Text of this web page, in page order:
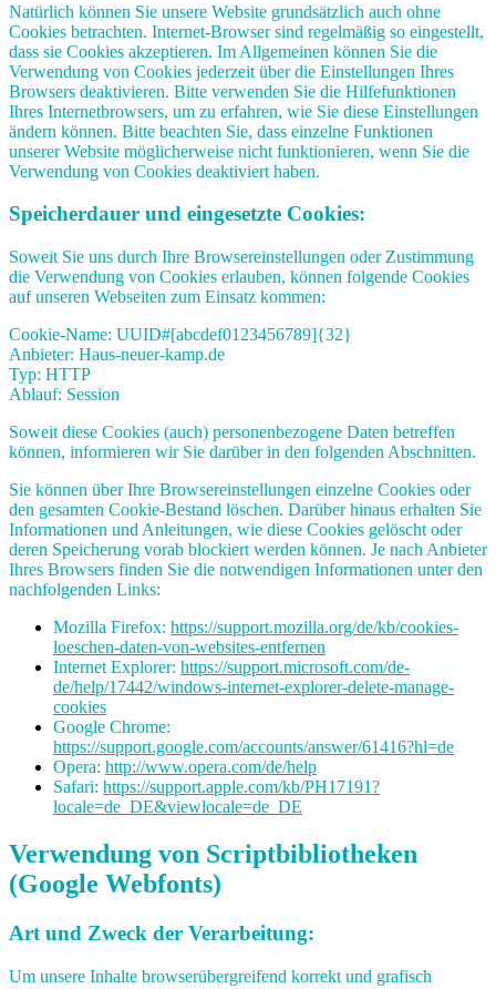
Natürlich können Sie unsere Website grundsätzlich auch ohne
Cookies betrachten. Internet-Browser sind regelmäßig so eingestellt,
dass sie Cookies akzeptieren. Im Allgemeinen können Sie die
Verwendung von Cookies jederzeit über die Einstellungen Ihres
Browsers deaktivieren. Bitte verwenden Sie die Hilfefunktionen
Ihres Internetbrowsers, um zu erfahren, wie Sie diese Einstellungen
ändern können. Bitte beachten Sie, dass einzelne Funktionen
unserer Website möglicherweise nicht funktionieren, wenn Sie die
Verwendung von Cookies deaktiviert haben.
Speicherdauer und eingesetzte Cookies:
Soweit Sie uns durch Ihre Browsereinstellungen oder Zustimmung
die Verwendung von Cookies erlauben, können folgende Cookies
auf unseren Webseiten zum Einsatz kommen:
Cookie-Name: UUID#[abcdef0123456789]{32}
Anbieter: Haus-neuer-kamp.de
Typ: HTTP
Ablauf: Session
Soweit diese Cookies (auch) personenbezogene Daten betreffen
können, informieren wir Sie darüber in den folgenden Abschnitten.
Sie können über Ihre Browsereinstellungen einzelne Cookies oder
den gesamten Cookie-Bestand löschen. Darüber hinaus erhalten Sie
Informationen und Anleitungen, wie diese Cookies gelöscht oder
deren Speicherung vorab blockiert werden können. Je nach Anbieter
Ihres Browsers finden Sie die notwendigen Informationen unter den
nachfolgenden Links:
Mozilla Firefox: https://support.mozilla.org/de/kb/cookies-
loeschen-daten-von-websites-entfernen
Internet Explorer: https://support.microsoft.com/de-
de/help/17442/windows-internet-explorer-delete-manage-
cookies
Google Chrome:
https://support.google.com/accounts/answer/61416?hl=de
Opera: http://www.opera.com/de/help
Safari: https://support.apple.com/kb/PH17191?
locale=de_DE&viewlocale=de_DE
Verwendung von Scriptbibliotheken
(Google Webfonts)
Art und Zweck der Verarbeitung:
Um unsere Inhalte browserübergreifend korrekt und grafisch